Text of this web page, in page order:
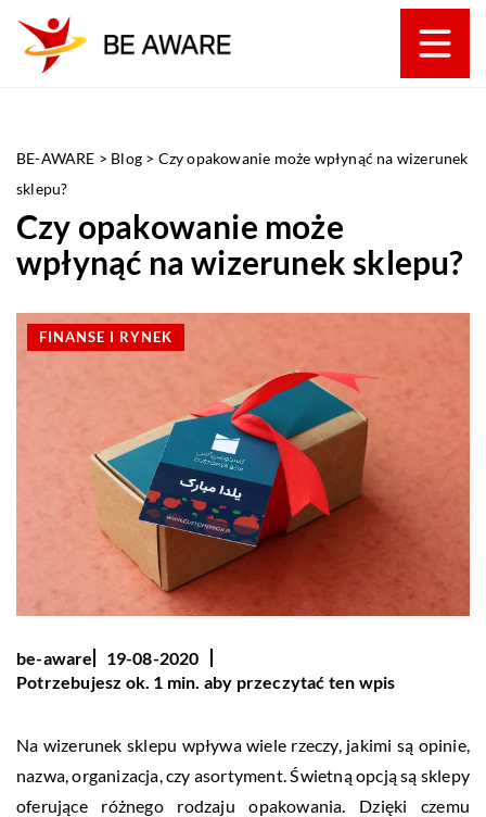
BE-AWARE > Blog > Czy opakowanie może wpłynąć na wizerunek
sklepu?
Czy opakowanie może
wpłynąć na wizerunek sklepu?
FINANSE I RYNEK
be-aware
19-08-2020
Potrzebujesz ok. 1 min. aby przeczytać ten wpis
Na wizerunek sklepu wpływa wiele rzeczy, jakimi są opinie,
nazwa, organizacja, czy asortyment. Świetną opcją są sklepy
oferujące różnego rodzaju opakowania. Dzięki czemu